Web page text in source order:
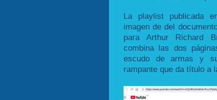
La playlist publicada
imagen de del
para Arthur Richard
combina las dos
escudo de armas y
rampante que da título a